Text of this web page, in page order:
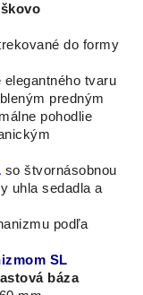
do formy
tvaru
predným
pohodlie
so štvornásobnou
uhla sedadla a
podľa
SL
báza